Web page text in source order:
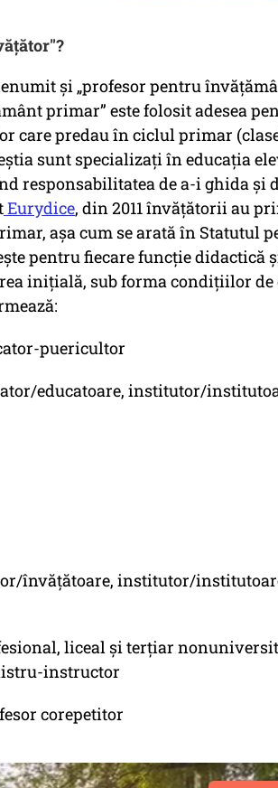
și „profesor pentru
primar” este folosit adesea
care predau în ciclul primar
sunt specializați în educația
responsabilitatea de a-i ghida și
Eurydice, din 2011 învățătorii au
așa cum se arată în Statutul
pentru fiecare funcţie didactică
iniţială, sub forma condiţiilor de
puericultor
educatoare, institutor/
învăţătoare, institutor/
liceal şi terţiar
instructor
corepetitor